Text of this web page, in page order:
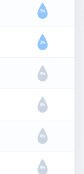
5%
3%
0%
0%
0%
0%